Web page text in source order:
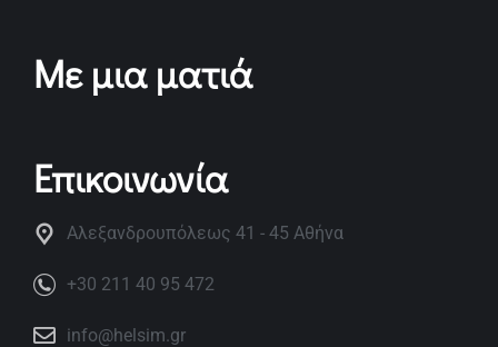
Με μια ματιά
Επικοινωνία
Αλεξανδρουπόλεως 41 - 45 Αθήνα
+30 211 40 95 472
info@helsim.gr